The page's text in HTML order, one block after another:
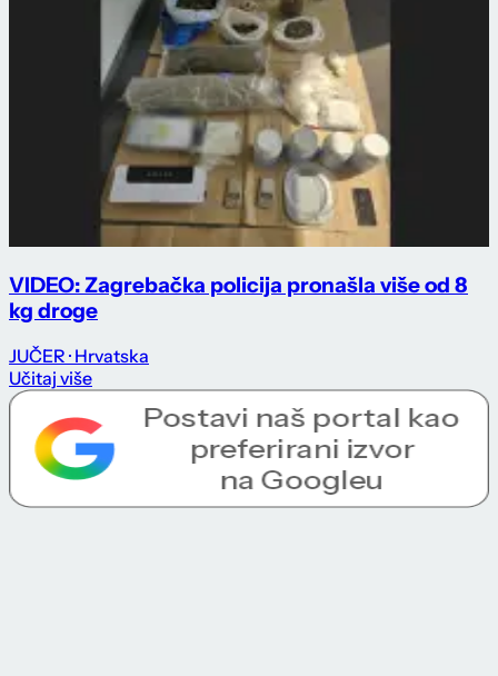
VIDEO: Zagrebačka policija pronašla više od 8
kg droge
JUČER · Hrvatska
Učitaj više